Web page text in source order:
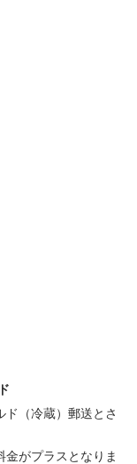
（冷蔵）郵送とさ
がプラスとなりま